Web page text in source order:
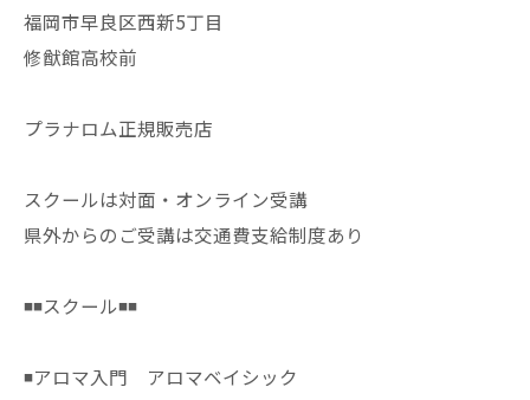
福岡市早良区西新5丁目
修猷館高校前
プラナロム正規販売店
スクールは対面・オンライン受講
県外からのご受講は交通費支給制度あり
◾️◾️スクール◾️◾️
◾️アロマ入門 アロマベイシック